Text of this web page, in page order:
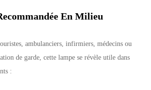
En Milieu
ambulanciers, infirmiers, médecins ou
de garde, cette lampe se révèle utile dans
: